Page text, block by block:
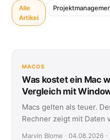
Alle
Artikel
MACOS
Was kostet ein Mac
Vergleich mit
Macs gelten als teuer.
Rechner zeigt mit Daten
Marvin Blome · 04.08.2026